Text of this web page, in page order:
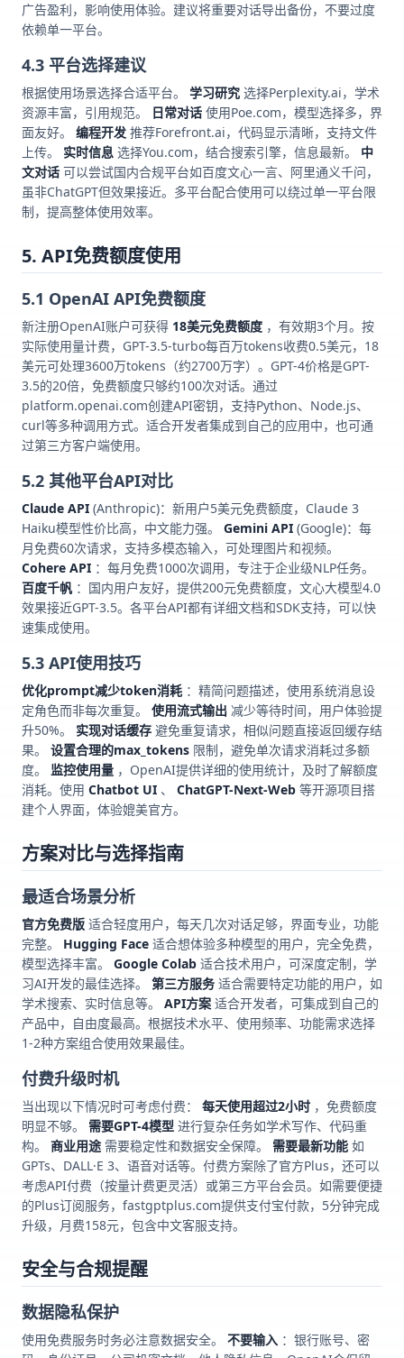
广告盈利，影响使用体验。建议将重要对话导出备份，不要过度
依赖单一平台。
4.3 平台选择建议
根据使用场景选择合适平台。 学习研究 选择Perplexity.ai，学术
资源丰富，引用规范。
日常对话 使用Poe.com，模型选择多，界
面友好。 编程开发 推荐Forefront.ai，代码显示清晰，支持文件
上传。 实时信息 选择You.com，结合搜索引擎，信息最新。 中
文对话 可以尝试国内合规平台如百度文心一言、阿里通义千问，
虽非ChatGPT但效果接近。多平台配合使用可以绕过单一平台限
制，提高整体使用效率。
5. API免费额度使用
5.1 OpenAI API免费额度
新注册OpenAI账户可获得 18美元免费额度 ，有效期3个月。按
实际使用量计费，GPT-3.5-turbo每百万tokens收费0.5美元，18
美元可处理3600万tokens（约2700万字）。GPT-4价格是GPT-
3.5的20倍，免费额度只够约100次对话。通过
platform.openai.com创建API密钥，支持Python、Node.js、
curl等多种调用方式。适合开发者集成到自己的应用中，也可通
过第三方客户端使用。
5.2 其他平台API对比
Claude API (Anthropic)：新用户5美元免费额度，Claude 3
Haiku模型性价比高，中文能力强。 Gemini API (Google)：每
月免费60次请求，支持多模态输入，可处理图片和视频。
Cohere API ：每月免费1000次调用，专注于企业级NLP任务。
百度千帆 ：国内用户友好，提供200元免费额度，文心大模型4.0
效果接近GPT-3.5。各平台API都有详细文档和SDK支持，可以快
速集成使用。
5.3 API使用技巧
优化prompt减少token消耗 ：精简问题描述，使用系统消息设
定角色而非每次重复。 使用流式输出 减少等待时间，用户体验提
升50%。 实现对话缓存 避免重复请求，相似问题直接返回缓存结
果。 设置合理的max_tokens 限制，避免单次请求消耗过多额
度。 监控使用量 ，OpenAI提供详细的使用统计，及时了解额度
消耗。使用 Chatbot UI 、 ChatGPT-Next-Web 等开源项目搭
建个人界面，体验媲美官方。
方案对比与选择指南
最适合场景分析
官方免费版 适合轻度用户，每天几次对话足够，界面专业，功能
完整。 Hugging Face 适合想体验多种模型的用户，完全免费，
模型选择丰富。 Google Colab 适合技术用户，可深度定制，学
习AI开发的最佳选择。 第三方服务 适合需要特定功能的用户，如
学术搜索、实时信息等。 API方案 适合开发者，可集成到自己的
产品中，自由度最高。根据技术水平、使用频率、功能需求选择
1-2种方案组合使用效果最佳。
付费升级时机
当出现以下情况时可考虑付费： 每天使用超过2小时 ，免费额度
明显不够。 需要GPT-4模型 进行复杂任务如学术写作、代码重
构。 商业用途需要稳定性和数据安全保障。 需要最新功能 如
GPTs、DALL·E 3、语音对话等。付费方案除了官方Plus，还可以
考虑API付费（按量计费更灵活）或第三方平台会员。如需要便捷
的Plus订阅服务，fastgptplus.com提供支付宝付款，5分钟完成
升级，月费158元，包含中文客服支持。
安全与合规提醒
数据隐私保护
使用免费服务时务必注意数据安全。 不要输入 ：银行账号、密